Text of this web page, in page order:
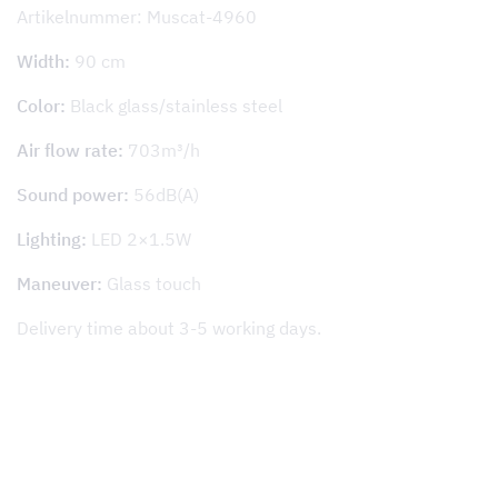
Artikelnummer: Muscat-4960
Width: 90 cm
Color: Black glass/stainless steel
Air flow rate: 703m³/h
Sound power: 56dB(A)
Lighting: LED 2×1.5W
Maneuver: Glass touch
Delivery time about 3-5 working days.